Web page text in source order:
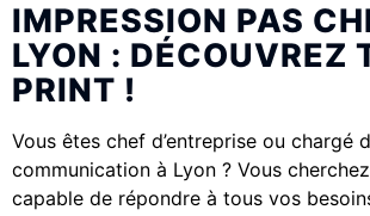
IMPRESSION PAS
LYON : DÉCOUVREZ
PRINT !
Vous êtes chef d’entreprise ou chargé
communication à Lyon ? Vous
capable de répondre à tous vos